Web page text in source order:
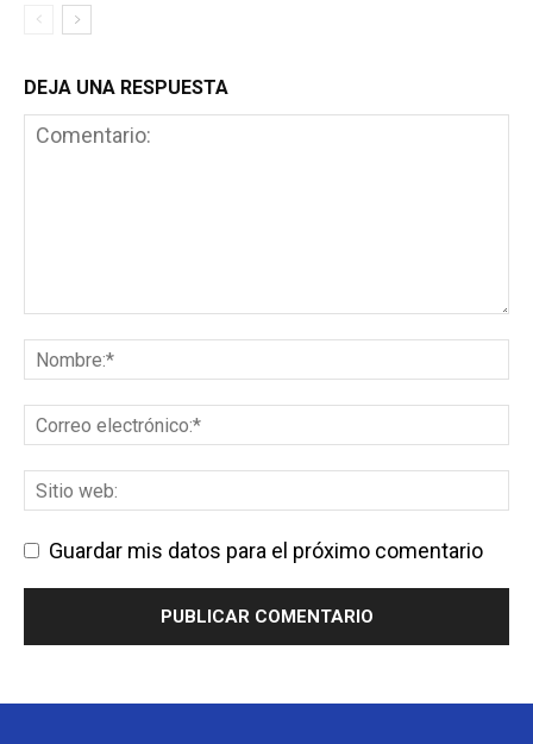
DEJA UNA RESPUESTA
Guardar mis datos para el próximo comentario